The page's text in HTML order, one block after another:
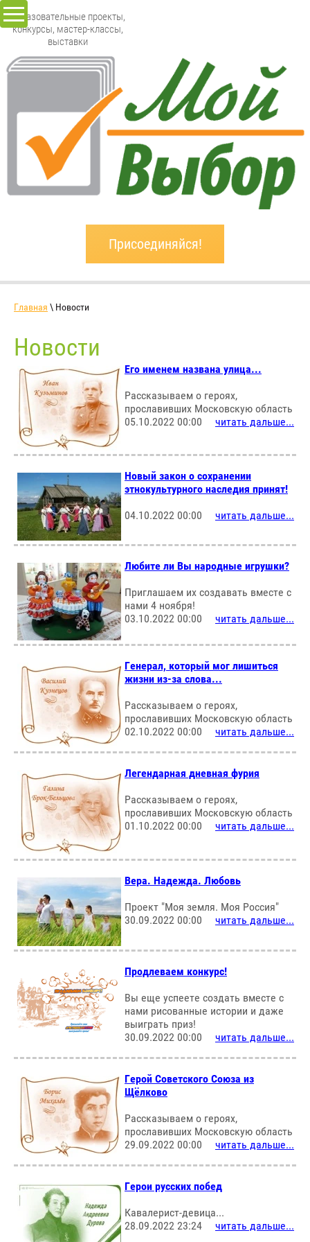
Образовательные проекты,
конкурсы, мастер-классы,
выставки
Присоединяйся!
Главная \ Новости
Новости
Его именем названа улица...
Рассказываем о героях,
прославивших Московскую область
05.10.2022 00:00
читать дальше...
Новый закон о сохранении
этнокультурного наследия принят!
04.10.2022 00:00
читать дальше...
Любите ли Вы народные игрушки?
Приглашаем их создавать вместе с
нами 4 ноября!
03.10.2022 00:00
читать дальше...
Генерал, который мог лишиться
жизни из-за слова...
Рассказываем о героях,
прославивших Московскую область
02.10.2022 00:00
читать дальше...
Легендарная дневная фурия
Рассказываем о героях,
прославивших Московскую область
01.10.2022 00:00
читать дальше...
Вера. Надежда. Любовь
Проект "Моя земля. Моя Россия"
30.09.2022 00:00
читать дальше...
Продлеваем конкурс!
Вы еще успеете создать вместе с
нами рисованные истории и даже
выиграть приз!
30.09.2022 00:00
читать дальше...
Герой Советского Союза из
Щёлково
Рассказываем о героях,
прославивших Московскую область
29.09.2022 00:00
читать дальше...
Герои русских побед
Кавалерист-девица...
28.09.2022 23:24
читать дальше...